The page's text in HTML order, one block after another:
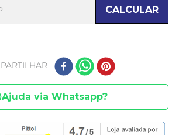
CALCULAR
Ajuda via Whatsapp?